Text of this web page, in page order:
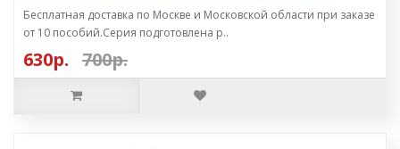
Бесплатная доставка по Москве и Московской области при заказе
от 10 пособий.Серия подготовлена р..
630р. 700р.